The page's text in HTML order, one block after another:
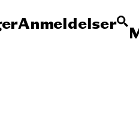
Anmeldelser